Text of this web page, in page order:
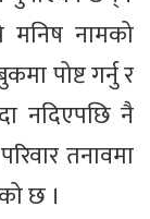
मनिष नामको
पोष्ट गर्नु र
नदिएपछि नै
तनावमा
छ ।